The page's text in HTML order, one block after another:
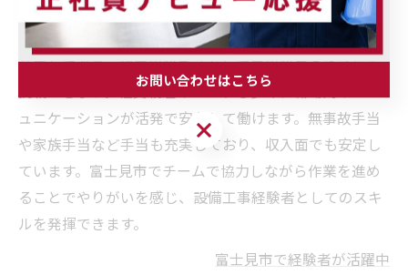
経験者がチームワークを活かして働ける職場環境を整え
ています。設備工事や営業、倉庫作業など幅広い職種で
募集しており、施工経験を活かして未経験者の指導にも
挑戦できます。社員親睦イベントも多く、職場内のコミ
ュニケーションが活発で安心して働けます。無事故手当
や家族手当など手当も充実しており、収入面でも安定し
ています。富士見市でチームで協力しながら作業を進め
ることでやりがいを感じ、設備工事経験者としてのスキ
ルを発揮できます。
富士見市で経験者が活躍中
お問い合わせはこちら
お問い合わせはこちら